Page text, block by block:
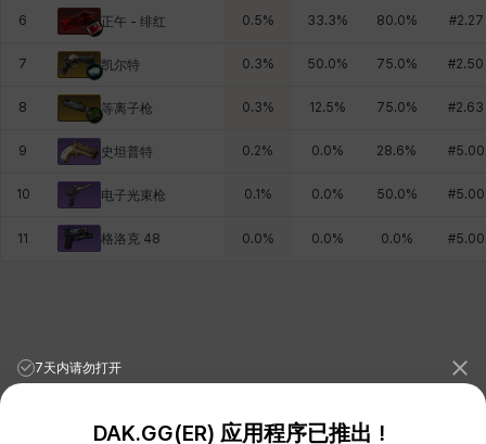
6 正午 - 绯红 0.5% 33.3% 80.0% #2.27
7 凯尔特 0.3% 50.0% 75.0% #2.50
8 等离子枪 0.3% 12.5% 75.0% #2.63
9 史坦普特 0.2% 0.0% 28.6% #5.00
10 电子光束枪 0.1 % 0.0% 50.0% #5.00
11 格洛克 48 0.0% 0.0% 0.0% #5.00
7天内请勿打开
DAK.GG(ER) 应用程序已推出！